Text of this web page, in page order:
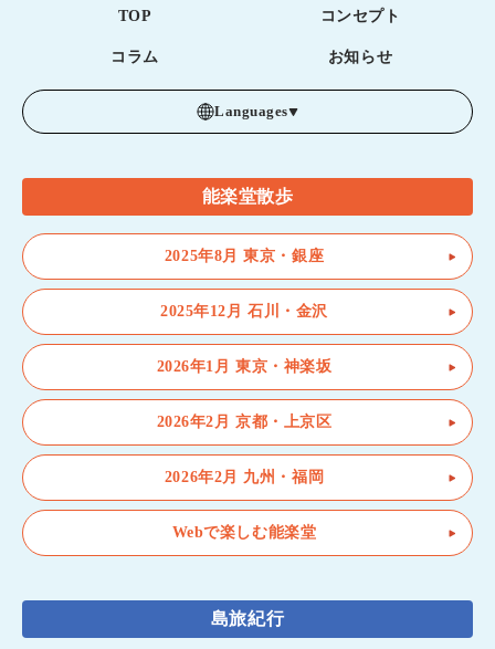
TOP コンセプト
コラム お知らせ
Languages
能楽堂散歩
2025年8月 東京・銀座
2025年12月 石川・金沢
2026年1月 東京・神楽坂
2026年2月 京都・上京区
2026年2月 九州・福岡
Webで楽しむ能楽堂
島旅紀行